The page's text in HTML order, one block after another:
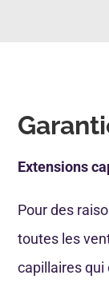
Extensions
Pour des
toutes les
capillaires qui